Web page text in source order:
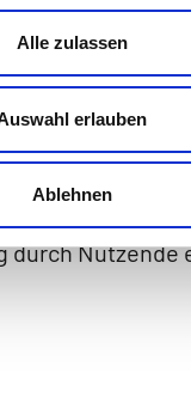
Alle zulassen
erlauben
Ablehnen
Handlungen
der
durch Nutzende